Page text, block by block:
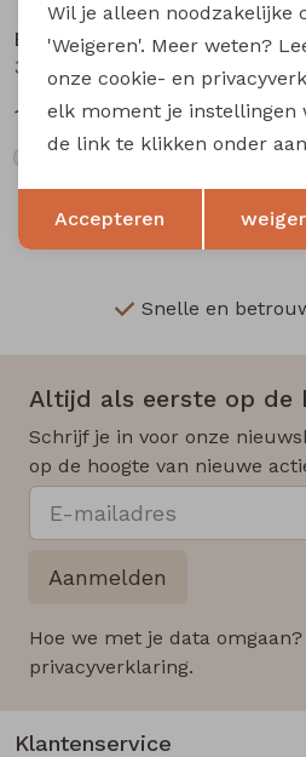
Bakkaboe
19,99
Snelle en
Altijd als eerste op de
Schrijf je in voor onze
op de hoogte van nieuwe
Aanmelden
Hoe we met je data
privacyverklaring.
Klantenservice
Terug
Wil je alleen noodzakelijke
'Weigeren'. Meer weten?
onze cookie- en
elk moment je instellingen
de link te klikken onder
Accepteren